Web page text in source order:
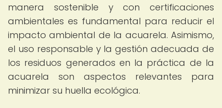
manera sostenible y con certificaciones
ambientales es fundamental para reducir el
impacto ambiental de la acuarela. Asimismo,
el uso responsable y la gestión adecuada de
los residuos generados en la práctica de la
acuarela son aspectos relevantes para
minimizar su huella ecológica.